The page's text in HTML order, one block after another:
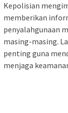
Kepolisian
memberikan
penyalahgunaan
masing-masing.
penting guna
menjaga